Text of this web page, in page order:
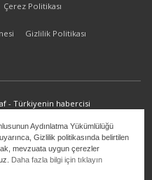
Aydınlatma Yükümlülüğü
Gizlilik politikasında belirtilen
mevzuata uygun çerezler
Daha fazla bilgi için tıklayın
Çerez Politikası
Gizlilik Politikası
- Türkiyenin habercisi